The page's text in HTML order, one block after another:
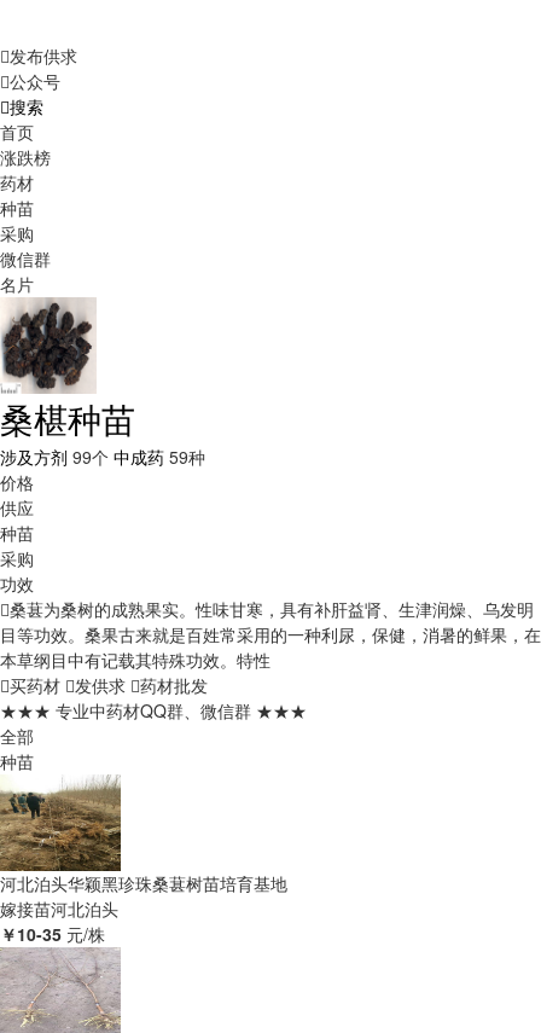
发布供求
公众号
搜索
首页
涨跌榜
药材
种苗
采购
微信群
名片
桑椹种苗
涉及方剂 99个 中成药 59种
价格
供应
种苗
采购
功效
桑葚为桑树的成熟果实。性味甘寒，具有补肝益肾、生津润燥、乌发明
目等功效。桑果古来就是百姓常采用的一种利尿，保健，消暑的鲜果，在
本草纲目中有记载其特殊功效。 特性
买药材 发供求 药材批发
★★★ 专业中药材QQ群、微信群 ★★★
全部
种苗
河北泊头华颖黑珍珠桑葚树苗培育基地
嫁接苗河北泊头
￥10-35 元/株